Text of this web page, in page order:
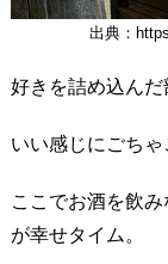
出典：
好きを詰め込んだ
いい感じにごち
ここでお酒を飲
が幸せタイム。